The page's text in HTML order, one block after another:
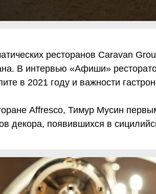
ресторанов Caravan
В интервью «Афиши»
в 2021 году и важности
Affresco, Тимур Мусин
декора, появившихся в